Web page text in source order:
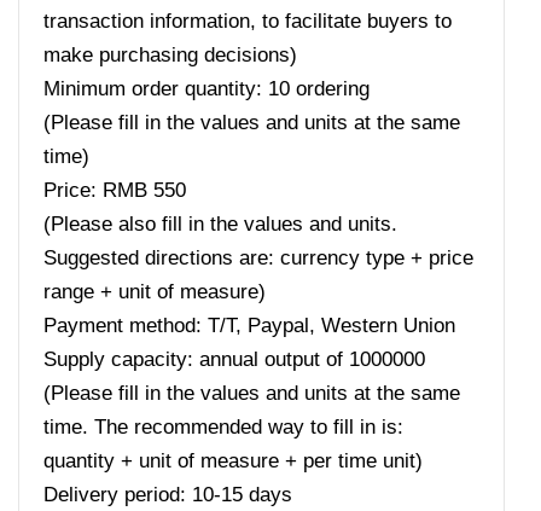
transaction information, to facilitate buyers to
make purchasing decisions)
Minimum order quantity: 10 ordering
(Please fill in the values ​​and units at the same
time)
Price: RMB 550
(Please also fill in the values ​​and units.
Suggested directions are: currency type + price
range + unit of measure)
Payment method: T/T, Paypal, Western Union
Supply capacity: annual output of 1000000
(Please fill in the values ​​and units at the same
time. The recommended way to fill in is:
quantity + unit of measure + per time unit)
Delivery period: 10-15 days